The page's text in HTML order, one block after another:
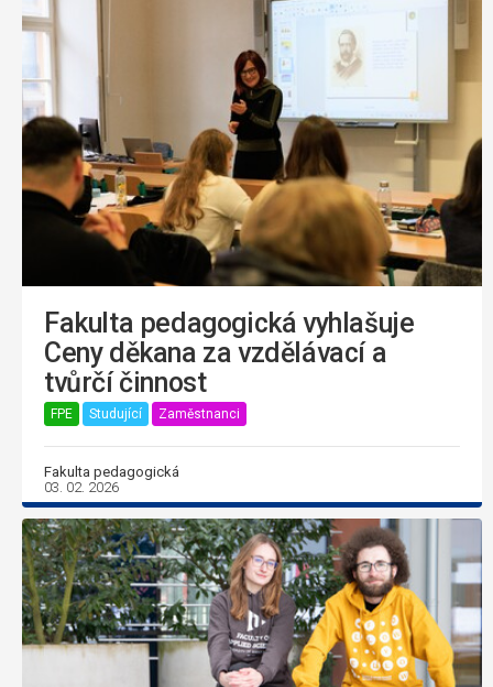
Fakulta pedagogická vyhlašuje
Ceny děkana za vzdělávací a
tvůrčí činnost
FPE Studující Zaměstnanci
Fakulta pedagogická
03. 02. 2026